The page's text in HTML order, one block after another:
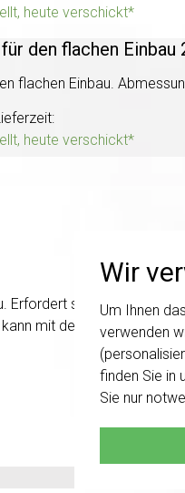
Wir
Um Ihnen
verwenden
finden Sie in
Sie nur
heute verschickt*
den flachen
flachen Einbau.
heute verschickt*
Erfordert spezielle
mit der Hohlwand-